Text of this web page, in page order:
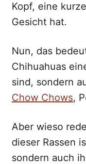
Kopf, eine
Gesicht hat.
Nun, das
Chihuahuas
sind, sondern
Chow Chows,
Aber wieso
dieser Rassen
sondern auch